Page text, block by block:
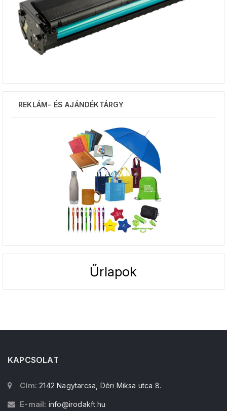
REKLÁM- ÉS AJÁNDÉKTÁRGY
Űrlapok
KAPCSOLAT
Cím: 2142 Nagytarcsa, Déri Miksa utca 8.
E-mail: info@irodakft.hu